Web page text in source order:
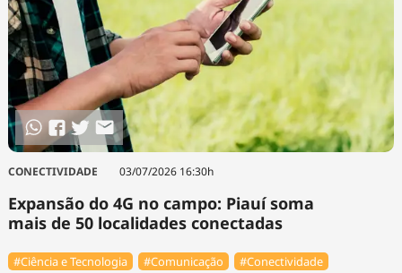
CONECTIVIDADE 03/07/2026 16:30h
Expansão do 4G no campo: Piauí soma
mais de 50 localidades conectadas
#Ciência e Tecnologia #Comunicação
#Conectividade